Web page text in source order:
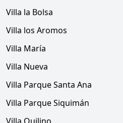
Villa la Bolsa
Villa los Aromos
Villa María
Villa Nueva
Villa Parque Santa Ana
Villa Parque Siquimán